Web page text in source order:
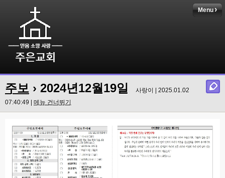
Menu
주보 › 2024년12월19일
사랑이 | 2025.01.02
07:40:49 | 메뉴 건너뛰기